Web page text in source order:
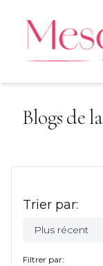
Blogs de
Trier par:
Filtrer par: